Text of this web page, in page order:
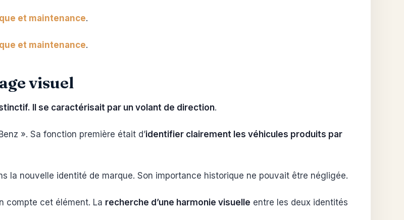
et maintenance.
et maintenance.
visuel
Il se caractérisait par un volant de direction.
». Sa fonction première était d’identifier clairement les véhicules produits par
la nouvelle identité de marque. Son importance historique ne pouvait être négligée.
compte cet élément. La recherche d’une harmonie visuelle entre les deux identités